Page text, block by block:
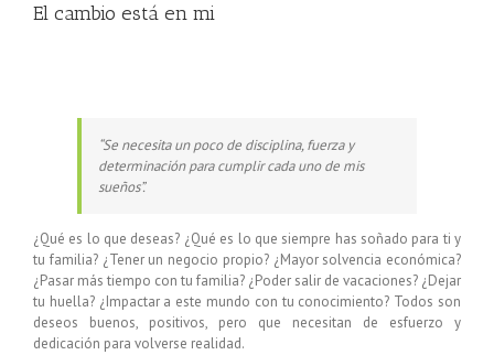
El cambio está en mi
“Se necesita un poco de disciplina, fuerza y
determinación para cumplir cada uno de mis
sueños”.
¿Qué es lo que deseas? ¿Qué es lo que siempre has soñado para ti y
tu familia? ¿Tener un negocio propio? ¿Mayor solvencia económica?
¿Pasar más tiempo con tu familia? ¿Poder salir de vacaciones? ¿Dejar
tu huella? ¿Impactar a este mundo con tu conocimiento? Todos son
deseos buenos, positivos, pero que necesitan de esfuerzo y
dedicación para volverse realidad.